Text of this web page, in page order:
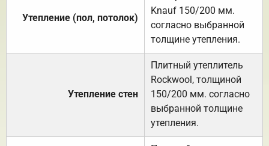
Утепление (пол, потолок)
Knauf 150/200 мм.
согласно выбранной
толщине утепления.
Утепление стен
Плитный утеплитель
Rockwool, толщиной
150/200 мм. согласно
выбранной толщине
утепления.